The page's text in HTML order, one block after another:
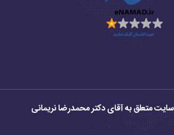
متعلق به آقای دکتر محمدرضا نریمانی